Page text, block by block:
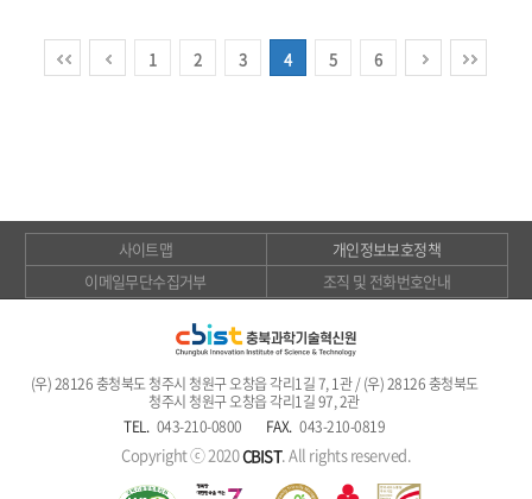
1 2 3 4 5 6
사이트맵
개인정보보호정책
이메일무단수집거부
조직 및 전화번호안내
(우) 28126 충청북도 청주시 청원구 오창읍 각리1길 7, 1관 / (우) 28126 충청북도
청주시 청원구 오창읍 각리1길 97, 2관
TEL. 043-210-0800 FAX. 043-210-0819
Copyright ⓒ 2020CBIST. All rights reserved.